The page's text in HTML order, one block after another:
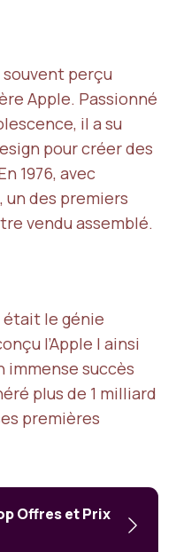
souvent perçu
Apple. Passionné
il a su
pour créer des
1976, avec
un des premiers
vendu assemblé.
était le génie
l’Apple I ainsi
immense succès
plus de 1 milliard
premières
Offres et Prix